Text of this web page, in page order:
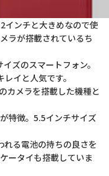
インチと大きめなので使
ラが搭載されているち
ズのスマートフォン。
イと人気です。
カメラを搭載した機種と
特徴。5.5インチサイズ
れる電池の持ちの良さを
ータイも搭載していま